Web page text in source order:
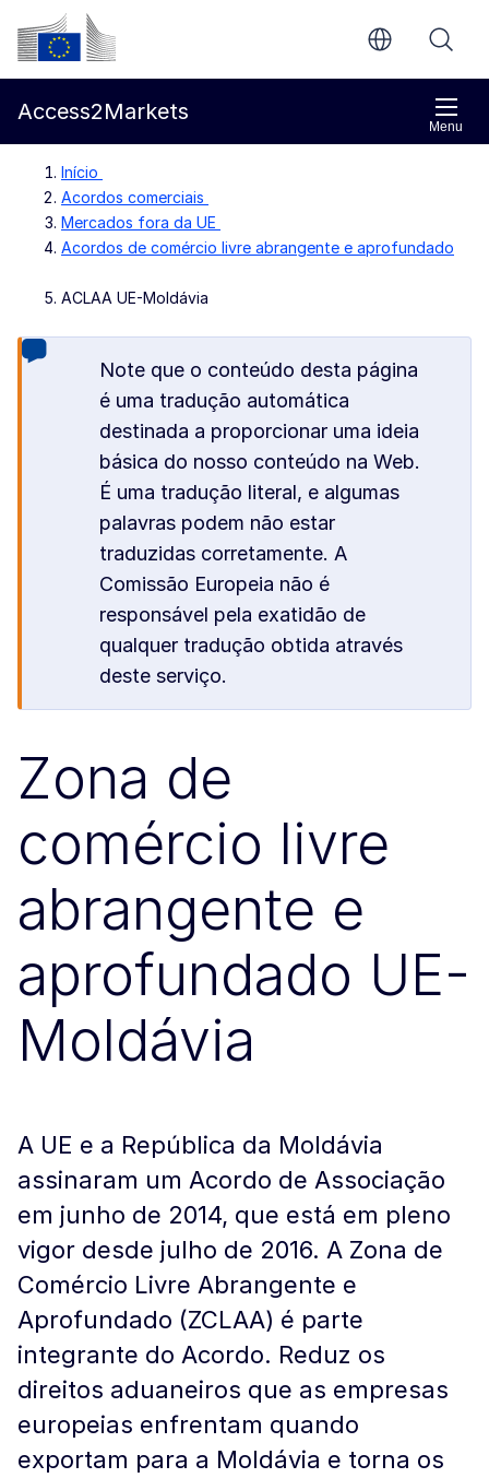
Ir para o conteúdo principal
Comissão Europeia
Menu
Access2Markets
Início
Acordos comerciais
Mercados fora da UE
Acordos de comércio livre abrangente e aprofundado
ACLAA UE-Moldávia
Note que o conteúdo desta página
é uma tradução automática
destinada a proporcionar uma ideia
básica do nosso conteúdo na Web.
É uma tradução literal, e algumas
palavras podem não estar
traduzidas corretamente. A
Comissão Europeia não é
responsável pela exatidão de
qualquer tradução obtida através
deste serviço.
Zona de
comércio livre
abrangente e
aprofundado UE-
Moldávia
A UE e a República da Moldávia
assinaram um Acordo de Associação
em junho de 2014, que está em pleno
vigor desde julho de 2016. A Zona de
Comércio Livre Abrangente e
Aprofundado (ZCLAA) é parte
integrante do Acordo. Reduz os
direitos aduaneiros que as empresas
europeias enfrentam quando
exportam para a Moldávia e torna os